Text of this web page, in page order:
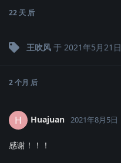
22 天 后
王吹风 于 2021年5月21日
2 个月 后
H Huajuan 2021年8月5日
感谢！！！